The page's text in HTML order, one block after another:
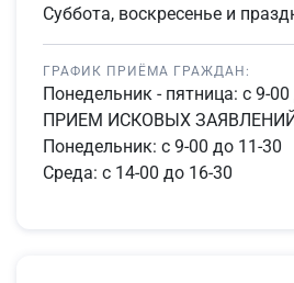
Суббота, воскресенье и
ГРАФИК ПРИЁМА ГРАЖДАН:
Понедельник - пятница: с 9-
ПРИЕМ ИСКОВЫХ
Понедельник: с 9-00 до 11-30
Среда: с 14-00 до 16-30